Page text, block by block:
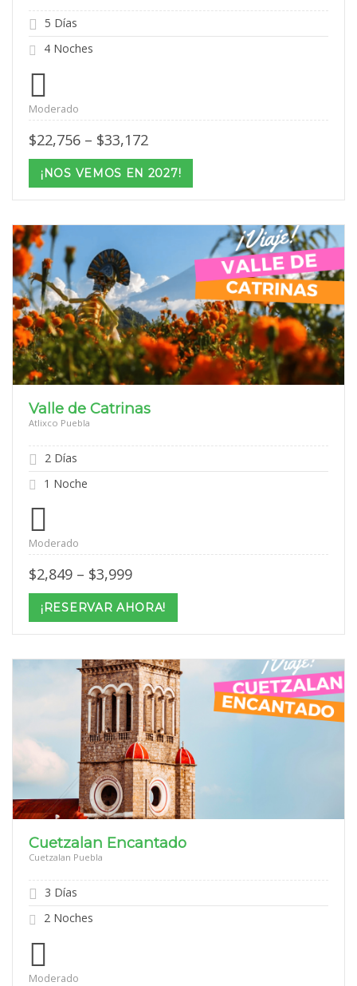
5 Días
4 Noches
Moderado
$22,756 – $33,172
$22,756
through
$33,172
¡NOS VEMOS EN 2027!
Valle de Catrinas
Atlixco Puebla
2 Días
1 Noche
Moderado
$2,849 – $3,999Price
$2,849
through
$3,999
¡RESERVAR AHORA!
Cuetzalan Encantado
Cuetzalan Puebla
3 Días
2 Noches
Moderado